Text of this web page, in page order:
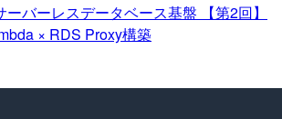
バーレスデータベース基盤 【第2回】
× RDS Proxy構築